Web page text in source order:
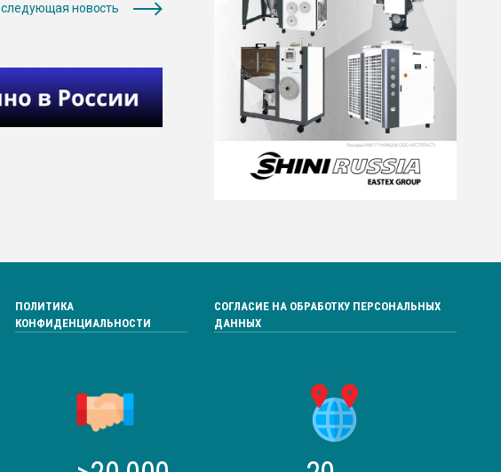
следующая новость
ПОЛИТИКА
КОНФИДЕНЦИАЛЬНОСТИ
СОГЛАСИЕ НА ОБРАБОТКУ ПЕРСОНАЛЬНЫХ
ДАННЫХ